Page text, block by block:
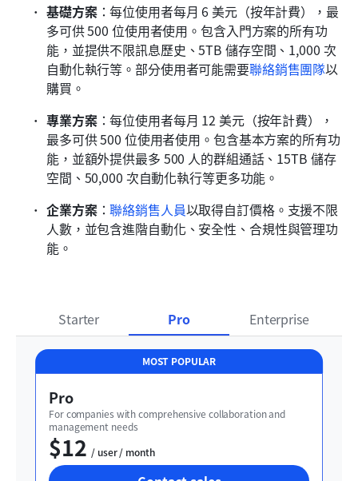
基礎方案：每位使用者每月 6 美元（按年計費），最
多可供 500 位使用者使用。包含入門方案的所有功
能，並提供不限訊息歷史、5TB 儲存空間、1,000 次
自動化執行等。部分使用者可能需要聯絡銷售團隊以
購買。
專業方案：每位使用者每月 12 美元（按年計費），
最多可供 500 位使用者使用。包含基本方案的所有功
能，並額外提供最多 500 人的群組通話、15TB 儲存
空間、50,000 次自動化執行等更多功能。
企業方案：聯絡銷售人員以取得自訂價格。支援不限
人數，並包含進階自動化、安全性、合規性與管理功
能。
Starter Pro Enterprise
MOST POPULAR
Pro
For companies with comprehensive collaboration and
management needs
$12
  / user / month